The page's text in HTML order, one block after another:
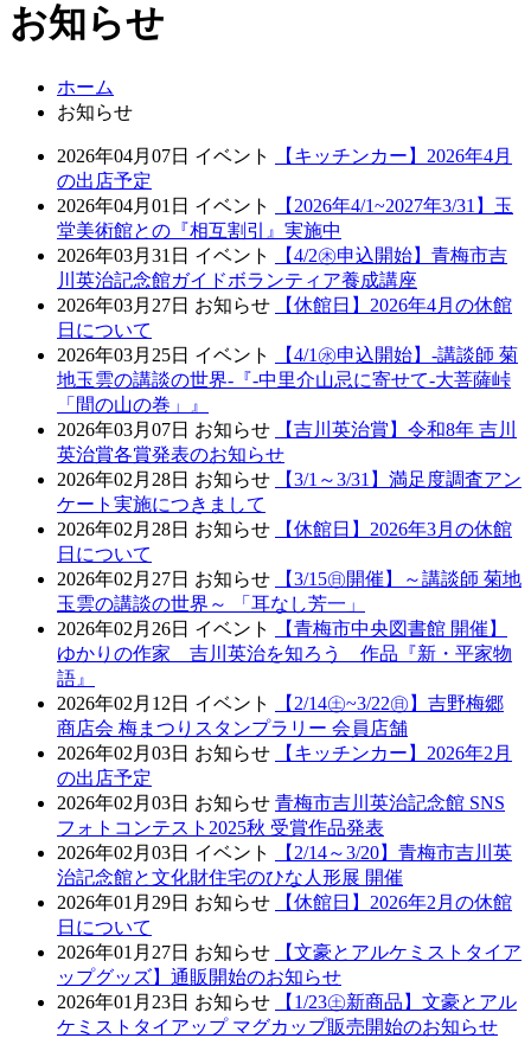
お知らせ
ホーム
お知らせ
2026年04月07日 イベント
【キッチンカー】2026年4月
の出店予定
2026年04月01日 イベント
【2026年4/1~2027年3/31】玉
堂美術館との『相互割引』実施中
2026年03月31日 イベント
【4/2㊍申込開始】青梅市吉
川英治記念館ガイドボランティア養成講座
2026年03月27日 お知らせ
【休館日】2026年4月の休館
日について
2026年03月25日 イベント
【4/1㊌申込開始】-講談師 菊
地玉雲の講談の世界-『-中里介山忌に寄せて-大菩薩峠
「間の山の巻」』
2026年03月07日 お知らせ
【吉川英治賞】令和8年 吉川
英治賞各賞発表のお知らせ
2026年02月28日 お知らせ
【3/1～3/31】満足度調査アン
ケート実施につきまして
2026年02月28日 お知らせ
【休館日】2026年3月の休館
日について
2026年02月27日 お知らせ
【3/15㊐開催】～講談師 菊地
玉雲の講談の世界～ 「耳なし芳一」
2026年02月26日 イベント
【青梅市中央図書館 開催】
ゆかりの作家 吉川英治を知ろう 作品『新・平家物
語』
2026年02月12日 イベント
【2/14㊏~3/22㊐】吉野梅郷
商店会 梅まつりスタンプラリー 会員店舗
2026年02月03日 お知らせ
【キッチンカー】2026年2月
の出店予定
2026年02月03日 お知らせ 青梅市吉川英治記念館 SNS
フォトコンテスト2025秋 受賞作品発表
2026年02月03日 イベント
【2/14～3/20】青梅市吉川英
治記念館と文化財住宅のひな人形展 開催
2026年01月29日 お知らせ
【休館日】2026年2月の休館
日について
2026年01月27日 お知らせ
【文豪とアルケミストタイア
ップグッズ】通販開始のお知らせ
2026年01月23日 お知らせ
【1/23㊏新商品】文豪とアル
ケミストタイアップ マグカップ販売開始のお知らせ